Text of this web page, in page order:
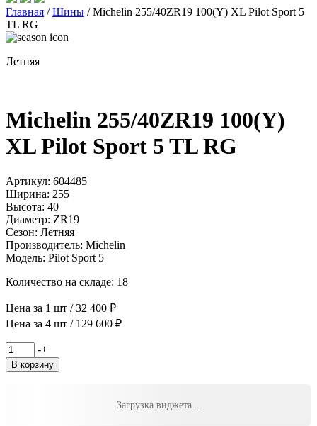
Главная /Шины / Michelin 255/40ZR19 100(Y) XL Pilot Sport 5
TL RG
Летняя
Michelin 255/40ZR19 100(Y)
XL Pilot Sport 5 TL RG
Артикул: 604485
Ширина: 255
Высота: 40
Диаметр: ZR19
Сезон: Летняя
Производитель: Michelin
Модель: Pilot Sport 5
Количество на складе: 18
Цена за 1 шт / 32 400 ₽
Цена за 4 шт / 129 600 ₽
Количество
товара
Michelin
-+
В корзину
Загрузка виджета...